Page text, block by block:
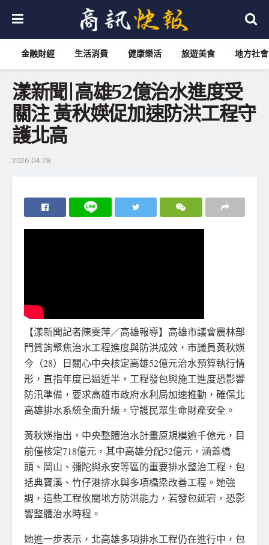
金融財經 生活消費 健康樂活 旅遊美食 地方社會
漾新聞|高雄52億治水進度受
關注 黃秋媖促加速防洪工程守
護北高
2026-04-28
【漾新聞記者陳雯萍／高雄報導】高雄市議會農林部
門質詢聚焦治水工程進度與防洪成效，市議員黃秋媖
今（28）日關心中央核定高雄52億元治水預算執行情
形，直指年度已過近半，工程發包與施工進度恐影響
防汛準備，要求高雄市政府水利局加速推動，確保北
高雄排水系統全面升級，守護民眾生命財產安全。
黃秋媖指出，中央整體治水計畫原規模逾千億元，目
前僅核定718億元，其中高雄分配52億元，涵蓋橋
頭、岡山、彌陀與永安等區的重要排水整治工程，包
括典寶溪、竹仔港排水與多項橋梁改善工程。她強
調，這些工程攸關地方防洪能力，若發包延宕，恐影
響整體治水時程。
她進一步表示，北高雄多項排水工程仍在進行中，包